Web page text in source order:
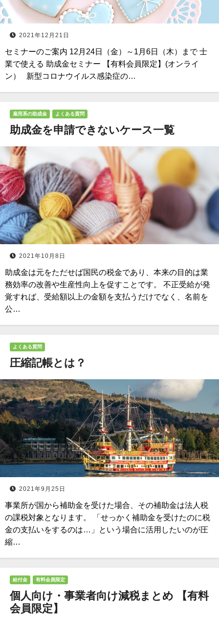
2021年12月21日
セミナーのご案内 12月24日（金）～1月6日（木）まで 士
業で使える 助成金セミナー 【有料会員限定】(オンライ
ン） 新型コロナウイルス感染症の…
雇用系の助成金 よくある質問
助成金を申請できないケース一覧
2021年10月8日
助成金は元をただせば国民の税金であり、本来の目的は業
務効率の改善や生産性向上を促すことです。 不正受給が発
覚すれば、受給額以上の金額を支払うだけでなく、名前を
公…
よくある質問
圧縮記帳とは？
2021年9月25日
事業所が国から補助金を受けた場合、その補助金は法人税
の課税対象となります。 「せっかく補助金を受けたのに税
金の支払いをするのは…」という場合に活用したいのが圧
縮…
給付金 有料会員限定
個人向け・事業者向け減税まとめ 【有料
会員限定】